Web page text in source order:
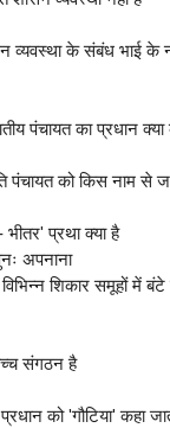
के संबंध भाई के
पंचायत का प्रधान क्या
पंचायत को किस नाम से
प्रथा क्या है
अपनाना
शिकार समूहों में
संगठन है
को 'गौटिया' कहा